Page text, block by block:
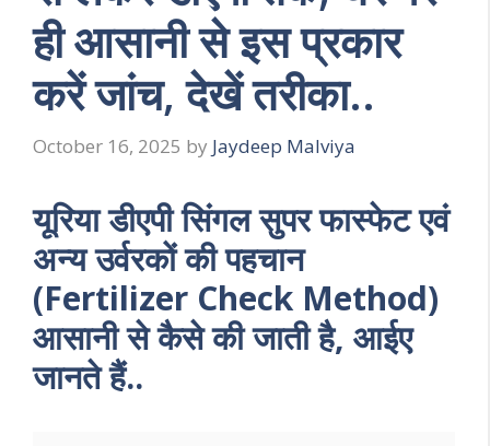
ही आसानी से इस प्रकार
करें जांच, देखें तरीका..
October 16, 2025 by Jaydeep Malviya
यूरिया डीएपी सिंगल सुपर फास्फेट एवं
अन्य उर्वरकों की पहचान
(Fertilizer Check Method)
आसानी से कैसे की जाती है, आईए
जानते हैं..